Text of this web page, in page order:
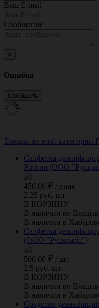
Ваш E-mail
Сообщение
×
Ошибка
Товары из этой категории
Салфетка
Россия (ООО
450.00 / упак
2.25 руб. шт
В КОРЗИНУ
В наличии во
В наличии в
Салфетка
(ООО "Рускрафт")
500.00 / шт
2.5 руб. шт
В КОРЗИНУ
В наличии во
В наличии в
Средство